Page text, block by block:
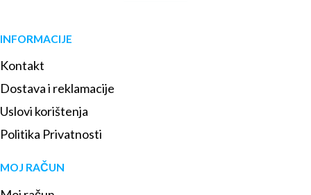
INFORMACIJE
Kontakt
Dostava i reklamacije
Uslovi korištenja
Politika Privatnosti
MOJ RAČUN